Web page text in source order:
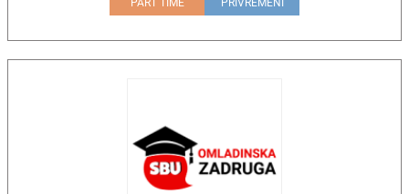
PART TIME
PRIVREMENI